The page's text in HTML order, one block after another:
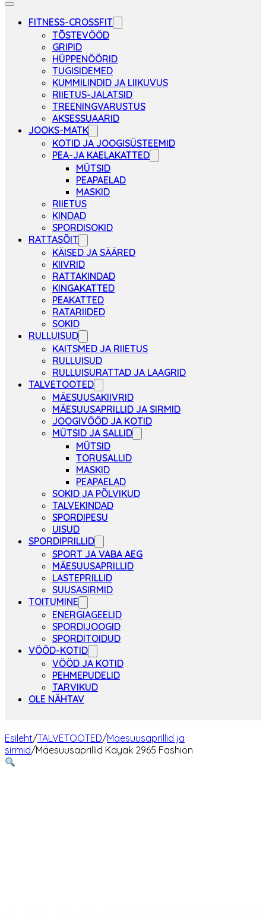
FITNESS-CROSSFIT
TÕSTEVÖÖD
GRIPID
HÜPPENÖÖRID
TUGISIDEMED
KUMMILINDID JA LIIKUVUS
RIIETUS-JALATSID
TREENINGVARUSTUS
AKSESSUAARID
JOOKS-MATK
KOTID JA JOOGISÜSTEEMID
PEA-JA KAELAKATTED
MÜTSID
PEAPAELAD
MASKID
RIIETUS
KINDAD
SPORDISOKID
RATTASÕIT
KÄISED JA SÄÄRED
KIIVRID
RATTAKINDAD
KINGAKATTED
PEAKATTED
RATARIIDED
SOKID
RULLUISUD
KAITSMED JA RIIETUS
RULLUISUD
RULLUISURATTAD JA LAAGRID
TALVETOOTED
MÄESUUSAKIIVRID
MÄESUUSAPRILLID JA SIRMID
JOOGIVÖÖD JA KOTID
MÜTSID JA SALLID
MÜTSID
TORUSALLID
MASKID
PEAPAELAD
SOKID JA PÕLVIKUD
TALVEKINDAD
SPORDIPESU
UISUD
SPORDIPRILLID
SPORT JA VABA AEG
MÄESUUSAPRILLID
LASTEPRILLID
SUUSASIRMID
TOITUMINE
ENERGIAGEELID
SPORDIJOOGID
SPORDITOIDUD
VÖÖD-KOTID
VÖÖD JA KOTID
PEHMEPUDELID
TARVIKUD
OLE NÄHTAV
Esileht/TALVETOOTED/Mäesuusaprillid ja
sirmid/Mäesuusaprillid Kayak 2965 Fashion